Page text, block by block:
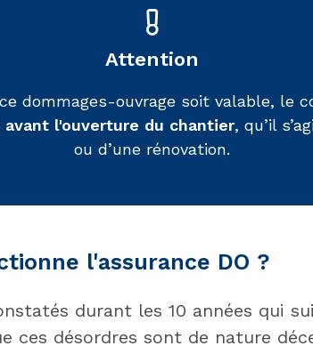
Attention
dommages-ouvrage soit valable, le
avant l'ouverture du chantier, qu’il
ou d’une rénovation.
l'assurance DO ?
durant les 10 années qui
ces désordres sont de nature